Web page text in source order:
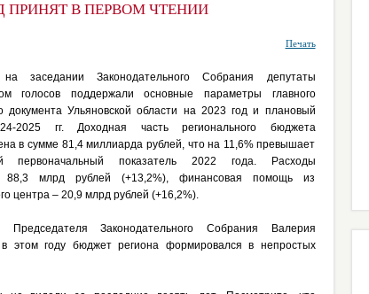
ПРИНЯТ В ПЕРВОМ ЧТЕНИИ
Печать
заседании Законодательного Собрания депутаты
голосов поддержали основные параметры главного
документа Ульяновской области на 2023 год и плановый
2025 гг. Доходная часть регионального бюджета
в сумме 81,4 миллиарда рублей, что на 11,6% превышает
первоначальный показатель 2022 года. Расходы
88,3 млрд рублей (+13,2%), финансовая помощь из
центра – 20,9 млрд рублей (+16,2%).
Законодательного Собрания Валерия
этом году бюджет региона формировался в непростых